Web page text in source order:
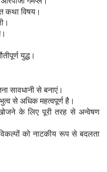
कथा विषय।
युद्ध।
सावधानी से बनाएं।
से अधिक महत्वपूर्ण है।
के लिए पूरी तरह से अन्वेषण
को नाटकीय रूप से बदलता